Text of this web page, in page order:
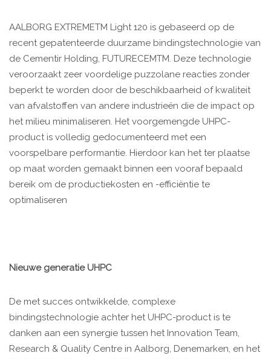
AALBORG EXTREMETM Light 120 is gebaseerd op de
recent gepatenteerde duurzame bindingstechnologie van
de Cementir Holding, FUTURECEMTM. Deze technologie
veroorzaakt zeer voordelige puzzolane reacties zonder
beperkt te worden door de beschikbaarheid of kwaliteit
van afvalstoffen van andere industrieën die de impact op
het milieu minimaliseren. Het voorgemengde UHPC-
product is volledig gedocumenteerd met een
voorspelbare performantie. Hierdoor kan het ter plaatse
op maat worden gemaakt binnen een vooraf bepaald
bereik om de productiekosten en -efficiëntie te
optimaliseren
Nieuwe generatie UHPC
De met succes ontwikkelde, complexe
bindingstechnologie achter het UHPC-product is te
danken aan een synergie tussen het Innovation Team,
Research & Quality Centre in Aalborg, Denemarken, en het